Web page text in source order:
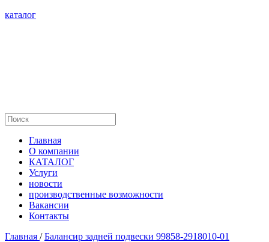
каталог
Главная
О компании
КАТАЛОГ
Услуги
новости
производственные возможности
Вакансии
Контакты
Главная / Балансир задней подвески 99858-2918010-01